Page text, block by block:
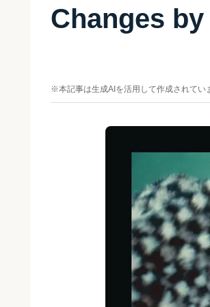
Changes
※本記事は生成AIを活用して作成されてい